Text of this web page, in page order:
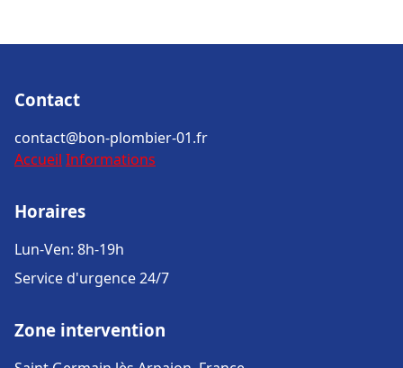
Contact
contact@bon-plombier-01.fr
Accueil Informations
Horaires
Lun-Ven: 8h-19h
Service d'urgence 24/7
Zone intervention